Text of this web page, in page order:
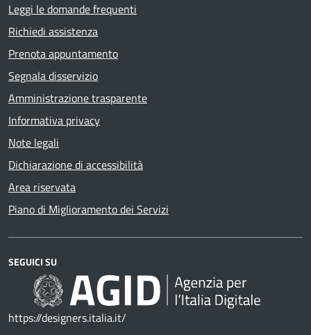
Leggi le domande frequenti
Richiedi assistenza
Prenota appuntamento
Segnala disservizio
Amministrazione trasparente
Informativa privacy
Note legali
Dichiarazione di accessibilità
Area riservata
Piano di Miglioramento dei Servizi
SEGUICI SU
https://designers.italia.it/